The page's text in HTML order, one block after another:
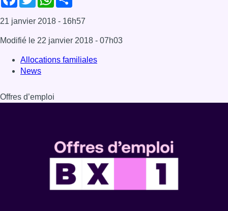
21 janvier 2018 - 16h57
Modifié le 22 janvier 2018 - 07h03
Allocations familiales
News
Offres d’emploi